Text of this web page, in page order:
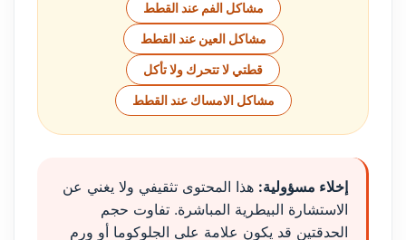
مشاكل الفم عند القطط
مشاكل العين عند القطط
قطتي لا تتحرك ولا تأكل
مشاكل الامساك عند القطط
إخلاء مسؤولية: هذا المحتوى تثقيفي ولا يغني عن
الاستشارة البيطرية المباشرة. تفاوت حجم
الحدقتين قد يكون علامة على الجلوكوما أو ورم